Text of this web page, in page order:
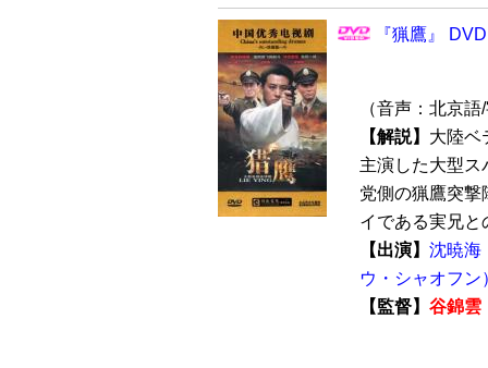
『猟鷹』
（音声：北京
【解説】 大陸ベ
主演した大型
党側の猟鷹突撃
イである実兄と
【出演】 沈暁海
ウ・シャオフン
【監督】 谷錦雲